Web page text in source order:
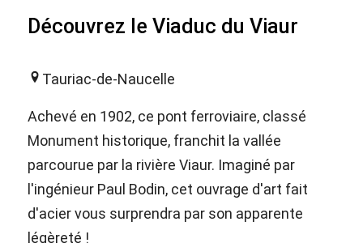
Découvrez le Viaduc du Viaur
Tauriac-de-Naucelle
Achevé en 1902, ce pont ferroviaire, classé
Monument historique, franchit la vallée
parcourue par la rivière Viaur. Imaginé par
l'ingénieur Paul Bodin, cet ouvrage d'art fait
d'acier vous surprendra par son apparente
légèreté !